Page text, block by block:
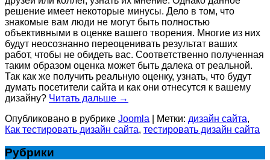
решение имеет некоторые минусы. Дело в том, что
знакомые вам люди не могут быть полностью
объективными в оценке вашего творения. Многие из них
будут неосознанно переоценивать результат ваших
работ, чтобы не обидеть вас. Соответственно полученная
таким образом оценка может быть далека от реальной.
Так как же получить реальную оценку, узнать, что будут
думать посетители сайта и как они отнесутся к вашему
дизайну? Читать дальше →
Опубликовано в рубрике Joomla Метки: дизайн сайта,
Как тестировать дизайн сайта, тестировать дизайн сайта
Рубрики